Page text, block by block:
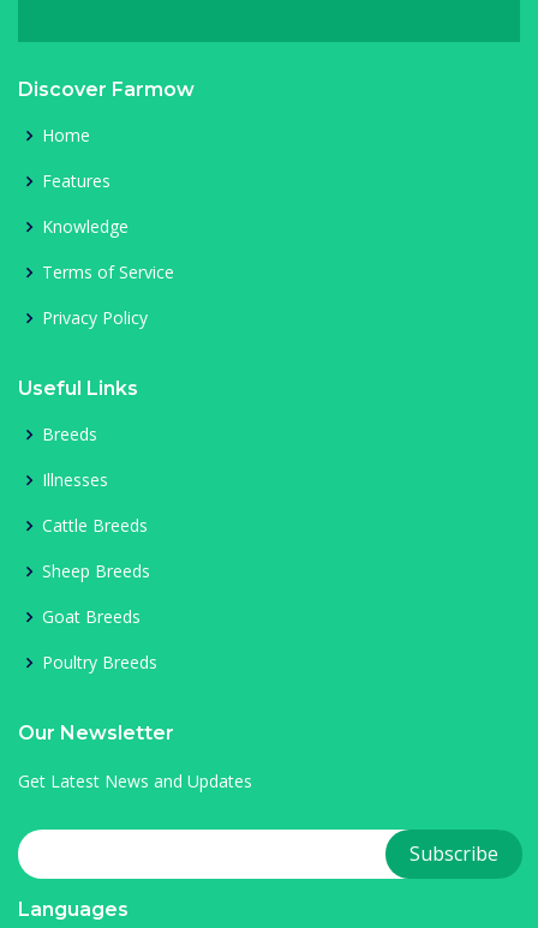
Discover Farmow
Home
Features
Knowledge
Terms of Service
Privacy Policy
Useful Links
Breeds
Illnesses
Cattle Breeds
Sheep Breeds
Goat Breeds
Poultry Breeds
Our Newsletter
Get Latest News and Updates
Languages